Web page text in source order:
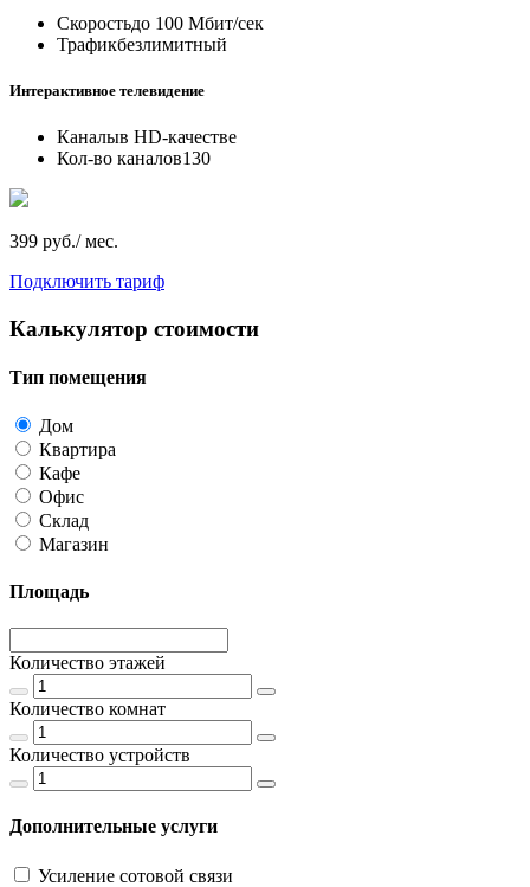
Скоростьдо 100 Мбит/сек
Трафикбезлимитный
Интерактивное телевидение
Каналыв HD-качестве
Кол-во каналов130
399 руб./ мес.
Подключить тариф
Калькулятор стоимости
Тип помещения
Дом
Квартира
Кафе
Офис
Склад
Магазин
Площадь
Количество этажей
Количество комнат
Количество устройств
Дополнительные услуги
Усиление сотовой связи